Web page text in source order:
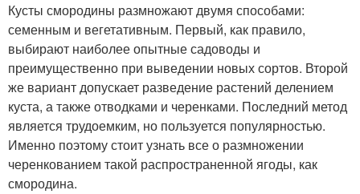
Кусты смородины размножают двумя способами:
семенным и вегетативным. Первый, как правило,
выбирают наиболее опытные садоводы и
преимущественно при выведении новых сортов. Второй
же вариант допускает разведение растений делением
куста, а также отводками и черенками. Последний метод
является трудоемким, но пользуется популярностью.
Именно поэтому стоит узнать все о размножении
черенкованием такой распространенной ягоды, как
смородина.